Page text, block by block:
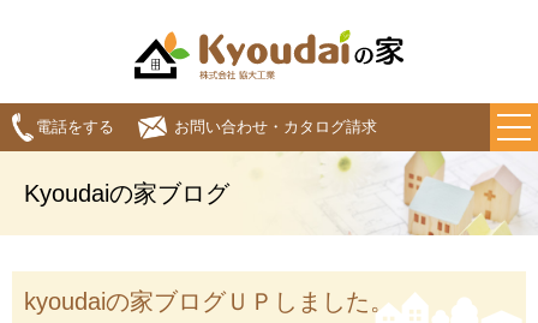
電話をする お問い合わせ・カタログ請求
Kyoudaiの家ブログ
kyoudaiの家ブログＵＰしました。